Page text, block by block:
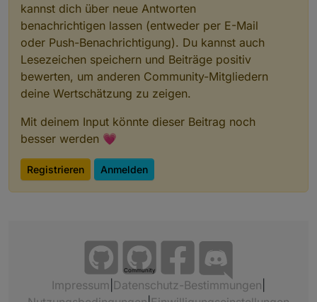
kannst dich über neue Antworten
benachrichtigen lassen (entweder per E-Mail
oder Push-Benachrichtigung). Du kannst auch
Lesezeichen speichern und Beiträge positiv
bewerten, um anderen Community-Mitgliedern
deine Wertschätzung zu zeigen.
Mit deinem Input könnte dieser Beitrag noch
besser werden 💗
Registrieren Anmelden
Community
Impressum Datenschutz-Bestimmungen